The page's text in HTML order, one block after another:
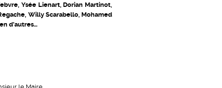
Ysée Lienart, Dorian Martinot,
Willy Scarabello, Mohamed
d’autres…